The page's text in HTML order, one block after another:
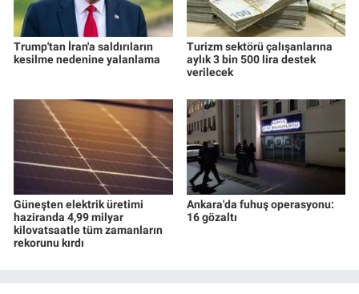
Trump'tan İran'a saldırıların
kesilme nedenine yalanlama
Turizm sektörü çalışanlarına
aylık 3 bin 500 lira destek
verilecek
Güneşten elektrik üretimi
haziranda 4,99 milyar
kilovatsaatle tüm zamanların
rekorunu kırdı
Ankara'da fuhuş operasyonu:
16 gözaltı